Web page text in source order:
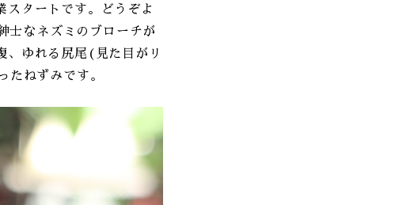
スタートです。どうぞよ
士なネズミのブローチが
、ゆれる尻尾(見た目がリ
ねずみです。